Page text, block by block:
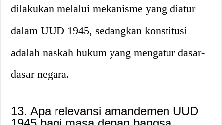
dilakukan melalui mekanisme yang diatur
dalam UUD 1945, sedangkan konstitusi
adalah naskah hukum yang mengatur dasar-
dasar negara.
13. Apa relevansi amandemen UUD